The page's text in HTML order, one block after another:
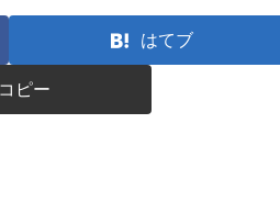
はてブ
コピー